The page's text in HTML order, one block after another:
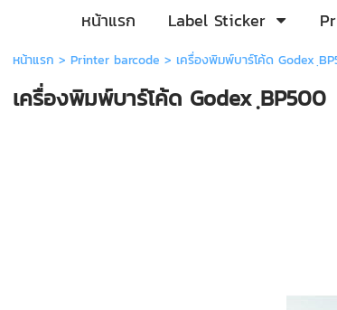
หน้าแรก Label Sticker
หน้าแรก > Printer barcode > เครื่องพิมพ์บาร์โค้ด Godex
เครื่องพิมพ์บาร์โค้ด Godex ฺBP500